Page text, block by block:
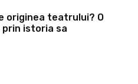
originea teatrului? O
istoria sa